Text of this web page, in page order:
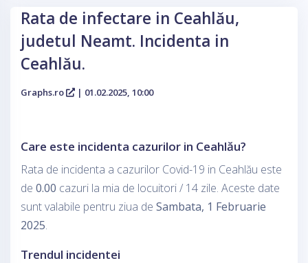
Rata de infectare in Ceahlău,
judetul Neamt. Incidenta in
Ceahlău.
Graphs.ro | 01.02.2025, 10:00
Care este incidenta cazurilor in Ceahlău?
Rata de incidenta a cazurilor Covid-19 in Ceahlău este
de 0.00 cazuri la mia de locuitori / 14 zile. Aceste date
sunt valabile pentru ziua de Sambata, 1 Februarie
2025.
Trendul incidentei